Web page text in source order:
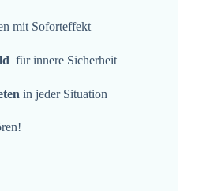
mit Soforteffekt
für innere Sicherheit
in jeder Situation